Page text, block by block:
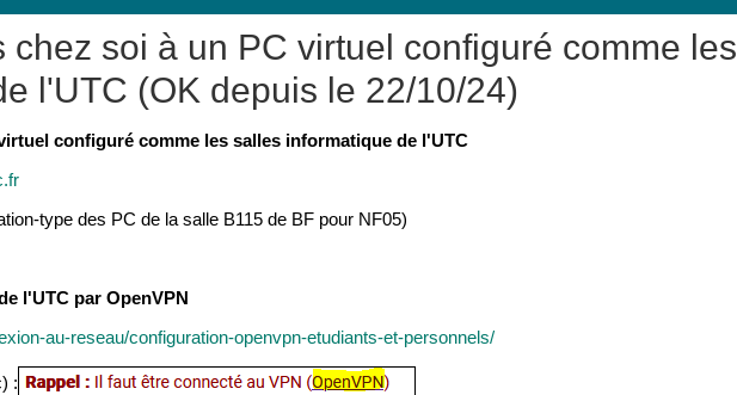
chez soi à un PC virtuel configuré comme les
l'UTC (OK depuis le 22/10/24)
configuré comme les salles informatique de l'UTC
type des PC de la salle B115 de BF pour NF05)
l'UTC par OpenVPN
au-reseau/configuration-openvpn-etudiants-et-personnels/
: